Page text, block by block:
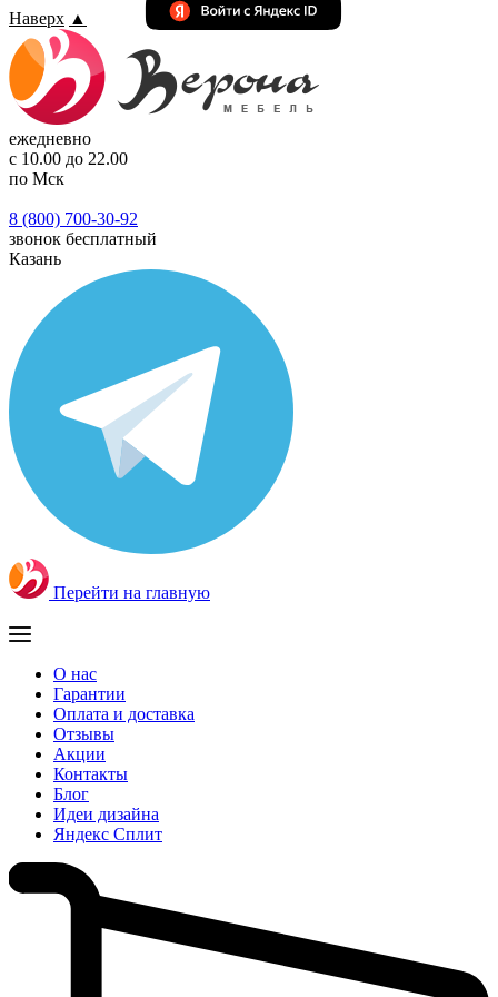
Наверх ▲
ежедневно
с 10.00 до 22.00
по Мск
8 (800) 700-30-92
звонок бесплатный
Казань
Перейти на главную
О нас
Гарантии
Оплата и доставка
Отзывы
Акции
Контакты
Блог
Идеи дизайна
Яндекс Сплит